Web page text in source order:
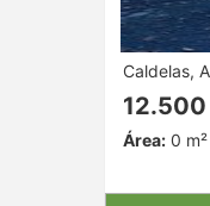
Caldelas,
Área:0 m²